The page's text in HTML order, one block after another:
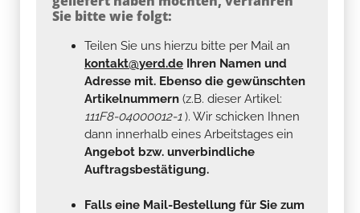
Sie bitte wie folgt:
Teilen Sie uns hierzu bitte per Mail an
kontakt@yerd.de Ihren Namen und
Adresse mit. Ebenso die gewünschten
Artikelnummern (z.B. dieser Artikel:
111F8-04000012-1). Wir schicken Ihnen
dann innerhalb eines Arbeitstages ein
Angebot bzw. unverbindliche
Auftragsbestätigung.
Falls eine Mail-Bestellung für Sie zum